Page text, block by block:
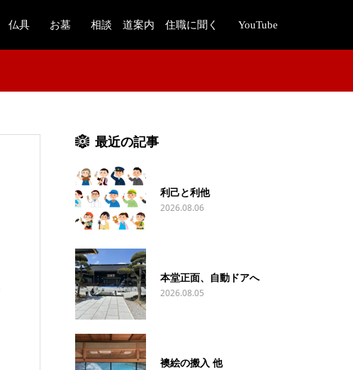
仏具 お墓 相談 道案内 住職に聞く YouTube
最近の記事
利己と利他
2026.08.06
本堂正面、自動ドアへ
2026.08.05
襖絵の搬入 他